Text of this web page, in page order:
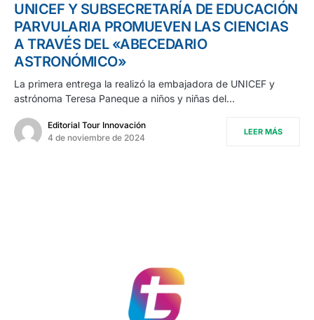
UNICEF Y SUBSECRETARÍA DE EDUCACIÓN
PARVULARIA PROMUEVEN LAS CIENCIAS
A TRAVÉS DEL «ABECEDARIO
ASTRONÓMICO»
La primera entrega la realizó la embajadora de UNICEF y
astrónoma Teresa Paneque a niños y niñas del…
Editorial Tour Innovación
4 de noviembre de 2024
LEER MÁS